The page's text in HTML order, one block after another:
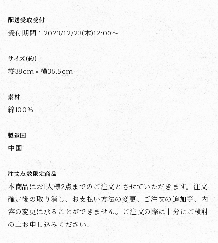
配送受取受付
受付期間：2023/12/23(木)12:00～
サイズ(約)
縦38cm × 横35.5cm
素材
綿100%
製造国
中国
注文点数限定商品
本商品はお1人様2点までのご注文とさせていただきます。注文
確定後の取り消し、お支払い方法の変更、ご注文の追加等、内
容の変更は承ることができません。ご注文の際は十分にご検討
の上お申し込みください。